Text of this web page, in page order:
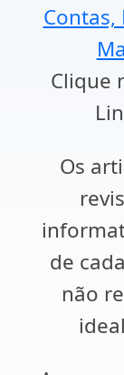
Contas,
Clique
Os
de
não